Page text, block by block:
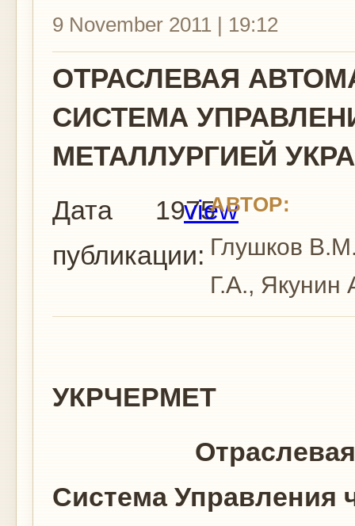
9 November 2011 | 19:12
ОТРАСЛЕВАЯ
СИСТЕМА
МЕТАЛЛУРГИЕЙ
АВТОР:
Глушков
Г.А., Якунин
Дата
публикации:
1975
УКРЧЕРМЕТ
Система Управления
view